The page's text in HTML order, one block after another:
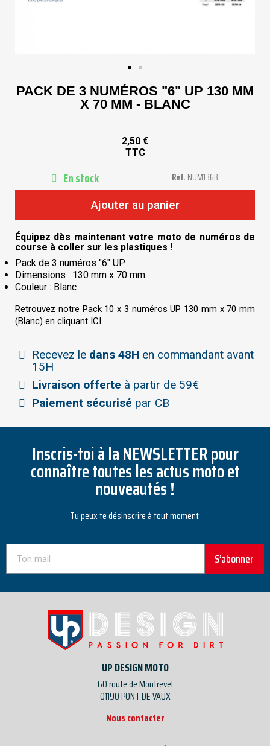
PACK DE 3 NUMÉROS "6" UP 130 MM
X 70 MM - BLANC
2,50 €
TTC
En stock Réf. NUM136B
Ajouter au panier
Équipez dès maintenant votre moto de numéros de
course à coller sur les plastiques !
Pack de 3 numéros "6" UP
Dimensions : 130 mm x 70 mm
Couleur : Blanc
Retrouvez notre Pack 10 x 3 numéros UP 130 mm x 70 mm
(Blanc) en cliquant ICI
Recevez le dans 48H en commandant avant
15H
Livraison offerte à partir de 59€
Paiement sécurisé par CB
Inscris-toi à la NEWSLETTER pour
connaître toutes les actus moto et
nouveautés !
Tu peux te désinscrire à tout moment.
S’abonner
UP DESIGN MOTO
60 route de Montrevel
01190 PONT DE VAUX
Nous contacter